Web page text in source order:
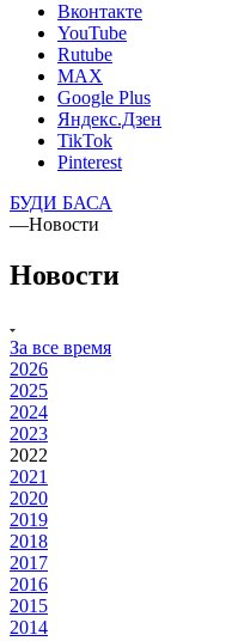
Вконтакте
YouTube
Rutube
MAX
Google Plus
Яндекс.Дзен
TikTok
Pinterest
БУДИ БАСА
—Новости
Новости
За все время
2026
2025
2024
2023
2022
2021
2020
2019
2018
2017
2016
2015
2014